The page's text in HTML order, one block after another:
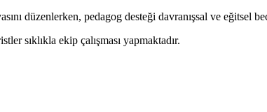
düzenlerken, pedagog desteği davranışsal ve eğitsel
sıklıkla ekip çalışması yapmaktadır.